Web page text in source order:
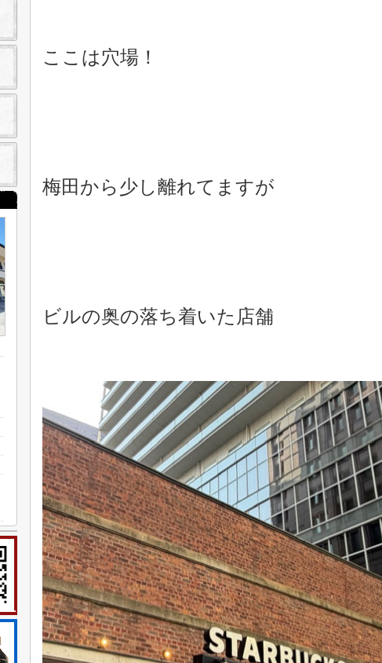
ここは穴場！
梅田から少し離れてますが
ビルの奥の落ち着いた店舗